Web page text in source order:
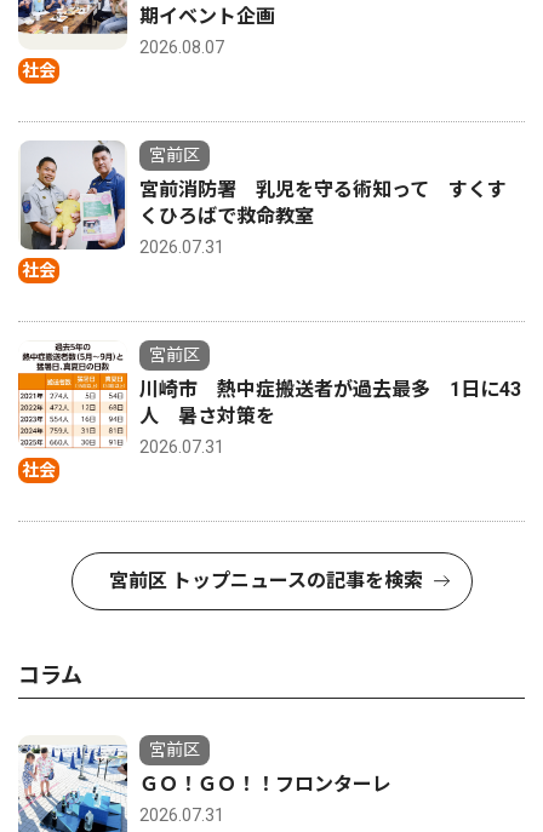
社会
期イベント企画
2026.08.07
社会
宮前区
宮前消防署 乳児を守る術知って すくす
くひろばで救命教室
2026.07.31
社会
宮前区
川崎市 熱中症搬送者が過去最多 1日に43
人 暑さ対策を
2026.07.31
宮前区 トップニュースの記事を検索
コラム
宮前区
ＧＯ！ＧＯ！！フロンターレ
2026.07.31